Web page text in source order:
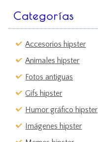
Categorías
Accesorios hipster
Animales hipster
Fotos antiguas
Gifs hipster
Humor gráfico hipster
Imágenes hipster